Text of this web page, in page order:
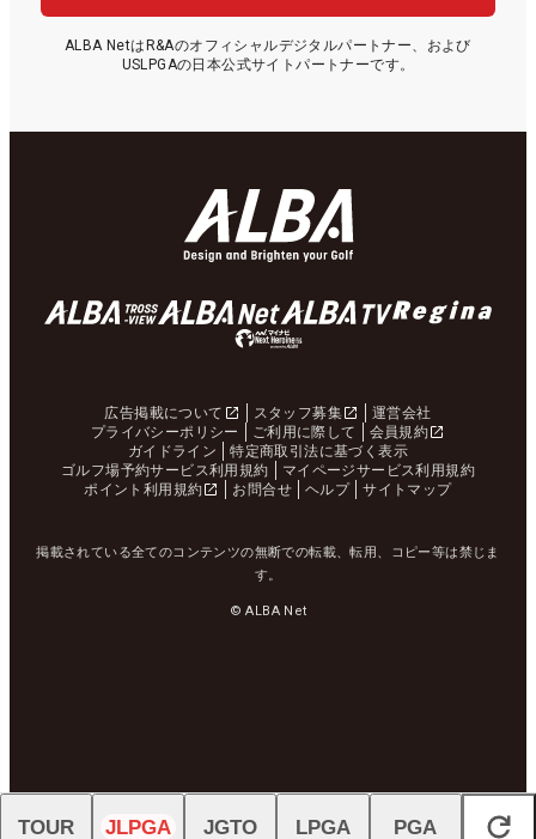
ALBA NetはR&Aのオフィシャルデジタルパートナー、および
USLPGAの日本公式サイトパートナーです。
広告掲載について スタッフ募集
運営会社
プライバシーポリシー
ご利用に際して
会員規約
ガイドライン
特定商取引法に基づく表示
ゴルフ場予約サービス利用規約
マイページサービス利用規約
ポイント利用規約
お問合せ ヘルプ サイトマップ
掲載されている全てのコンテンツの無断での転載、転用、コピー等は禁じま
す。
© ALBA Net
閉じる
TOUR JLPGA JGTO LPGA PGA